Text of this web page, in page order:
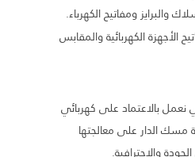
والبرايز ومفاتيح الكهرباء.
الأجهزة الكهربائية والمقابس
نعمل بالاعتماد على كهربائي
مسك الدار على معالجتها
والاحترافية.